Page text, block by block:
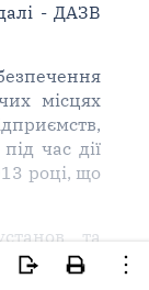
- ДАЗВ
місцях
час дії
році, що
та